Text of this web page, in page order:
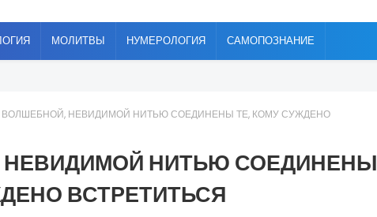
МОЛИТВЫ НУМЕРОЛОГИЯ САМОПОЗНАНИЕ
ВОЛШЕБНОЙ, НЕВИДИМОЙ НИТЬЮ СОЕДИНЕНЫ ТЕ, КОМУ СУЖДЕНО
НИТЬЮ СОЕДИНЕНЫ
ВСТРЕТИТЬСЯ